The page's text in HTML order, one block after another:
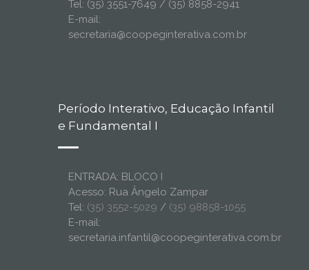
Tel: (35) 3551-7649 / (35) 8858-2941
E-mail:
secretaria@coopeginterativa.com.br
Período Interativo, Educação Infantil
e Fundamental I
ENTRADA: BLOCO I
Acesso: Rua Ângelo Zampar
Tel: (35) 3552-5029 / (35) 98858-1055
E-mail:
secretaria.infantil@coopeginterativa.com.br